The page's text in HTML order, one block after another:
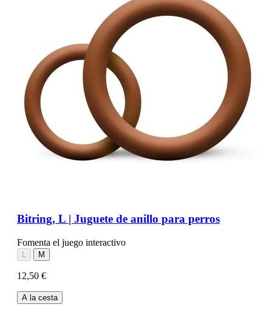
Bitring, L | Juguete de anillo para perros
Fomenta el juego interactivo
L M
12,50 €
A la cesta